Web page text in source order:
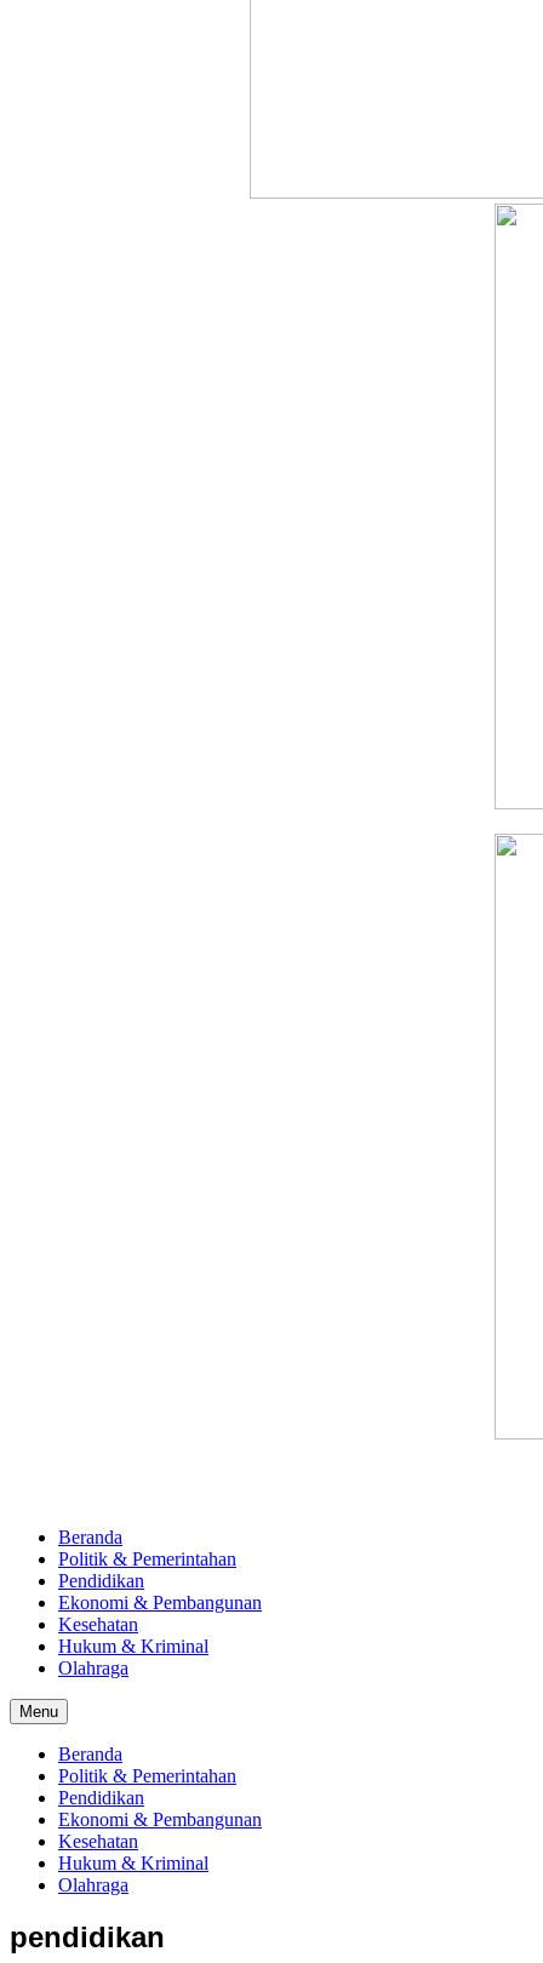
Beranda
Politik & Pemerintahan
Pendidikan
Ekonomi & Pembangunan
Kesehatan
Hukum & Kriminal
Olahraga
Menu
Beranda
Politik & Pemerintahan
Pendidikan
Ekonomi & Pembangunan
Kesehatan
Hukum & Kriminal
Olahraga
pendidikan